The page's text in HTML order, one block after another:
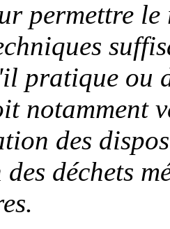
permettre le
pratique ou
notamment
des
déchets